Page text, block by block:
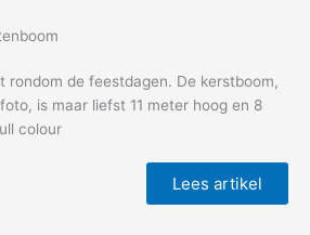
rondom de feestdagen. De kerstboom,
is maar liefst 11 meter hoog en 8
colour
Lees artikel